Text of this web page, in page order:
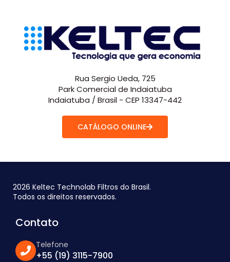
Rua Sergio Ueda, 725
Park Comercial de Indaiatuba
Indaiatuba / Brasil - CEP 13347-442
CATÁLOGO ONLINE
2026 Keltec Technolab Filtros do Brasil.
Todos os direitos reservados.
Contato
Telefone
+55 (19) 3115-7900